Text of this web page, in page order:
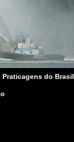
Praticagens do Brasil